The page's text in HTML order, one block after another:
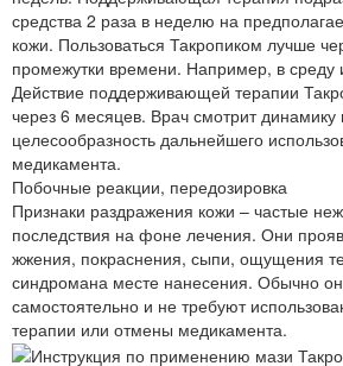
средства 2 раза в неделю на
кожи. Пользоваться Такропиком лучше
промежутки времени. Например, в среду
Действие поддерживающей терапии
через 6 месяцев. Врач смотрит
целесообразность дальнейшего
медикамента.
Побочные реакции, передозировка
Признаки раздражения кожи – частые
последствия на фоне лечения. Они
жжения, покраснения, сыпи, ощущения
синдромана месте нанесения. Обычно
самостоятельно и не требуют
терапии или отмены медикамента.